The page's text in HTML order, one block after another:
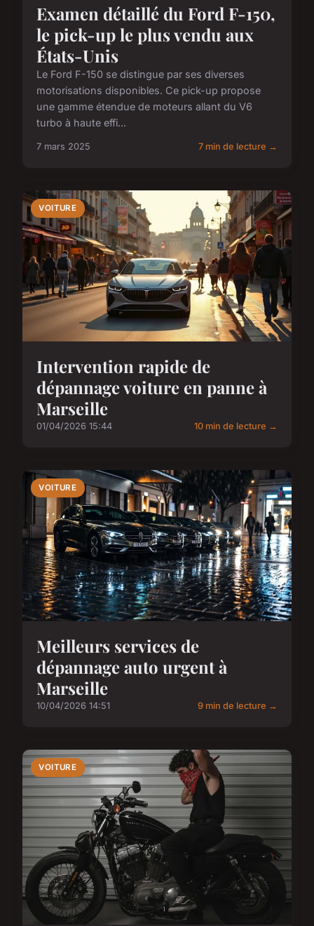
Examen détaillé du Ford F-150,
le pick-up le plus vendu aux
États-Unis
Le Ford F-150 se distingue par ses diverses
motorisations disponibles. Ce pick-up propose
une gamme étendue de moteurs allant du V6
turbo à haute effi...
7 mars 2025 7 min de lecture →
VOITURE
Intervention rapide de
dépannage voiture en panne à
Marseille
01/04/2026 15:44 10 min de lecture →
VOITURE
Meilleurs services de
dépannage auto urgent à
Marseille
10/04/2026 14:51 9 min de lecture →
VOITURE